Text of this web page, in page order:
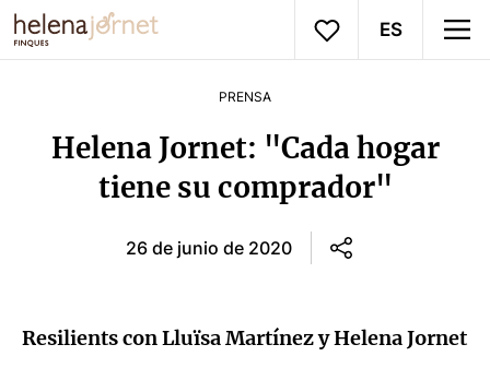
ES
PRENSA
Helena Jornet: "Cada hogar
tiene su comprador"
26 de junio de 2020
Resilients con Lluïsa Martínez y Helena Jornet